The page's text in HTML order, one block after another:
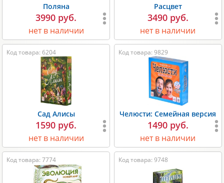
Поляна
3990 руб.
нет в наличии
Расцвет
3490 руб.
нет в наличии
Код товара: 6204
Сад Алисы
1590 руб.
нет в наличии
Код товара: 9829
Челюсти: Семейная версия
1490 руб.
нет в наличии
Код товара: 7774 Код товара: 9748